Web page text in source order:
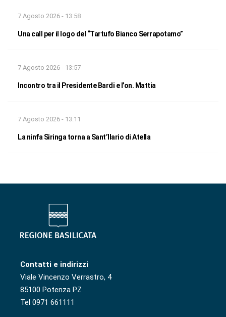
7 Agosto 2026 - 13:58
Una call per il logo del “Tartufo Bianco Serrapotamo”
7 Agosto 2026 - 13:57
Incontro tra il Presidente Bardi e l’on. Mattia
7 Agosto 2026 - 13:11
La ninfa Siringa torna a Sant’Ilario di Atella
Contatti e indirizzi
Viale Vincenzo Verrastro, 4
85100 Potenza PZ
Tel 0971 661111